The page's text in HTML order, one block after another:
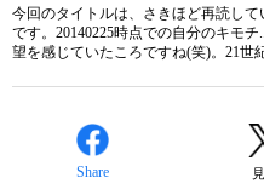
今回のタイトルは、さきほど再読し
です。20140225時点での自分のキモ
望を感じていたころですね(笑)。21世
Share